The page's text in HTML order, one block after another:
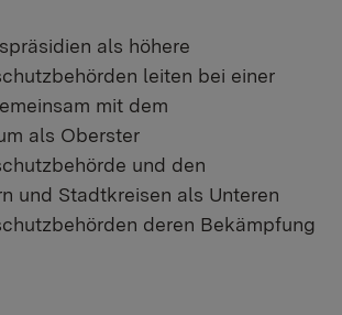
als höhere
leiten bei einer
mit dem
als Oberster
und den
und Stadtkreisen als Unteren
deren Bekämpfung